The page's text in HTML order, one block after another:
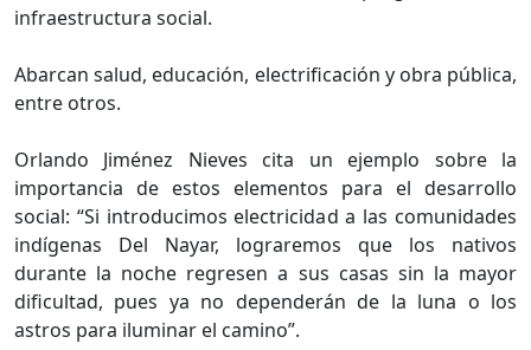
infraestructura social.
Abarcan salud, educación, electrificación y obra pública,
entre otros.
Orlando Jiménez Nieves cita un ejemplo sobre la
importancia de estos elementos para el desarrollo
social: “Si introducimos electricidad a las comunidades
indígenas Del Nayar, lograremos que los nativos
durante la noche regresen a sus casas sin la mayor
dificultad, pues ya no dependerán de la luna o los
astros para iluminar el camino”.